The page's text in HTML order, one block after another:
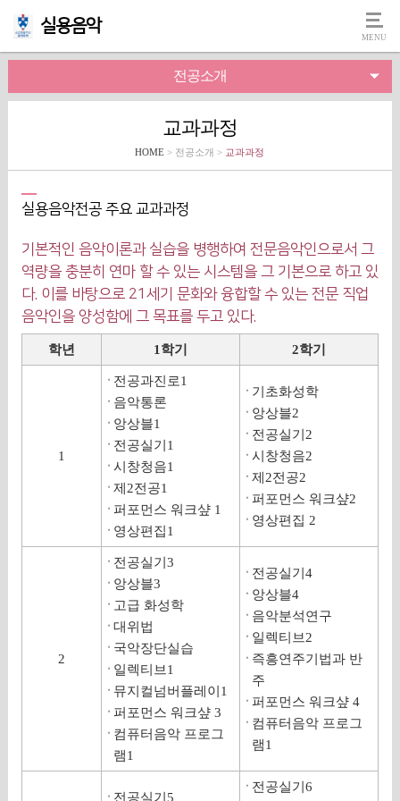
실용음악
전공소개
교과과정
HOME > 전공소개 > 교과과정
실용음악전공 주요 교과과정
기본적인 음악이론과 실습을 병행하여 전문음악인으로서 그
역량을 충분히 연마 할 수 있는 시스템을 그 기본으로 하고 있
다. 이를 바탕으로 21세기 문화와 융합할 수 있는 전문 직업
음악인을 양성함에 그 목표를 두고 있다.
학년 1학기 2학기
1
전공과진로1
음악통론
앙상블1
전공실기1
시창청음1
제2전공1
퍼포먼스 워크샾 1
영상편집1
기초화성학
앙상블2
전공실기2
시창청음2
제2전공2
퍼포먼스 워크샾2
영상편집 2
2
전공실기3
앙상블3
고급 화성학
대위법
국악장단실습
일렉티브1
뮤지컬넘버플레이1
퍼포먼스 워크샾 3
컴퓨터음악 프로그
램1
전공실기4
앙상블4
음악분석연구
일렉티브2
즉흥연주기법과 반
주
퍼포먼스 워크샾 4
컴퓨터음악 프로그
램1
전공실기5
전공실기6